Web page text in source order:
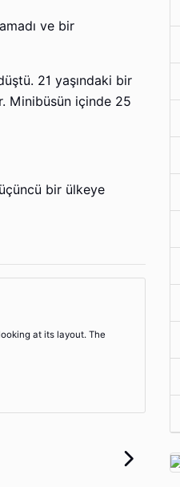
ve bir
21 yaşındaki bir
Minibüsün içinde 25
bir ülkeye
at its layout. The